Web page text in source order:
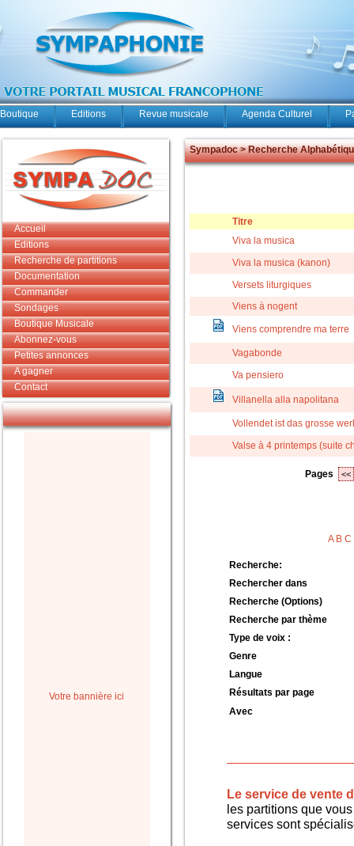
Boutique Editions Revue musicale Agenda Culturel
Accueil
Editions
Recherche de partitions
Documentation
Commander
Sondages
Boutique Musicale
Abonnez-vous
Petites annonces
A gagner
Contact
Votre bannière ici
Sympadoc > Recherche
Titre
Viva la musica
Viva la musica (kanon)
Versets liturgiques
Viens à nogent
Viens comprendre ma terre
Vagabonde
Va pensiero
Villanella alla napolitana
Vollendet ist das grosse
Valse à 4 printemps (suite
Pages <<
A B C
Recherche:
Rechercher dans
Recherche (Options)
Recherche par thème
Type de voix :
Genre
Langue
Résultats par page
Avec
Le service de vente
les partitions que
services sont